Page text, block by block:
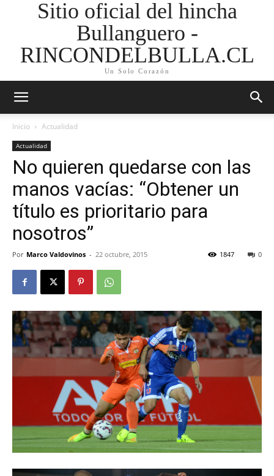
Sitio oficial del hincha
Bullanguero -
RINCONDELBULLA.CL
Un Solo Corazón
Inicio Actualidad
Actualidad
No quieren quedarse con las
manos vacías: “Obtener un
título es prioritario para
nosotros”
Por Marco Valdovinos - 22 octubre, 2015 0
1847